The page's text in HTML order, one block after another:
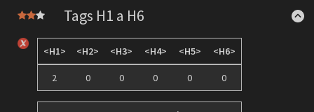
Tags H1 a H6
<H1> <H2> <H3> <H4> <H5> <H6>
2 0 0 0 0 0